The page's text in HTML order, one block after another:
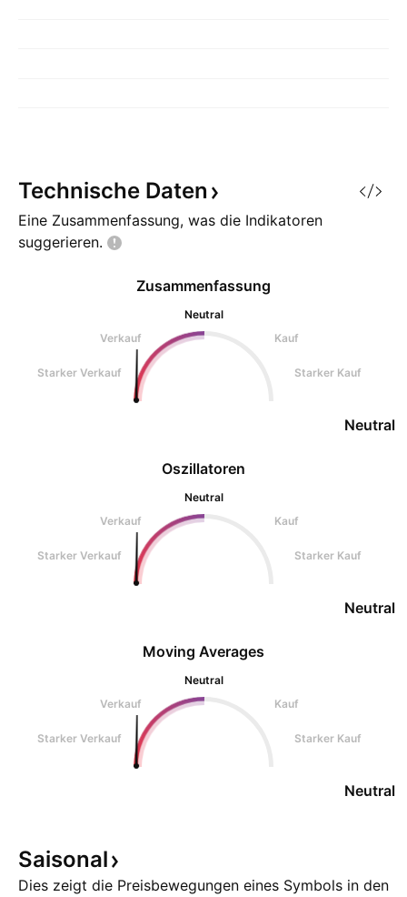
Technische Daten
Eine Zusammenfassung, was die Indikatoren
suggerieren.
Oszillatoren
Neutral
Verkauf
Kauf
Starker Verkauf Starker Kauf
Neutral
Zusammenfassung
Neutral
Verkauf
Kauf
Starker Verkauf Starker Kauf
Neutral
Moving Averages
Neutral
Verkauf
Kauf
Starker Verkauf Starker Kauf
Neutral
Saisonal
Dies zeigt die Preisbewegungen eines Symbols in den